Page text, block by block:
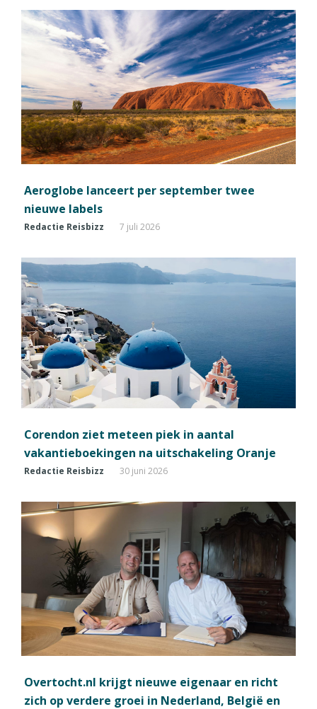
Aeroglobe lanceert per september twee
nieuwe labels
Redactie Reisbizz 7 juli 2026
Corendon ziet meteen piek in aantal
vakantieboekingen na uitschakeling Oranje
Redactie Reisbizz 30 juni 2026
Overtocht.nl krijgt nieuwe eigenaar en richt
zich op verdere groei in Nederland, België en